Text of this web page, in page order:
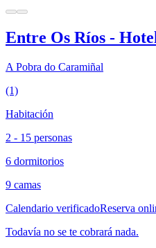
Entre Os Ríos -
A Pobra do Caramiñal
(1)
Habitación
2 - 15 personas
6 dormitorios
9 camas
Calendario verificadoReserva
Todavía no se te cobrará nada.